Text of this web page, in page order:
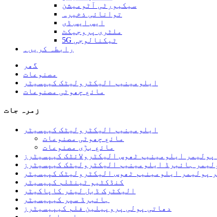
سیکیورٹی آٹومیشن
توانائی ذخیرہ
ایس ایس ڈی
ملٹری پروجیکٹ
5G ٹیکنالوجی
رابطہ کریں۔
گھر
مصنوعات
ایلومینیم الیکٹرولیٹک کیپسیٹر
مائع چھوٹی مصنوعات
زمرہ جات
ایلومینیم الیکٹرولیٹک کیپسیٹر
مائع چھوٹی مصنوعات
مائع بڑی مصنوعات
ایلومینیم ٹھوس الیکٹرولائٹک کیپسیٹرز
ہائبرڈ ایلومینیم الیکٹرولیٹک کیپسیٹرز
پولیمر ایلومینیم ٹھوس الیکٹرولیٹک کپیسیٹر
کنڈکٹیو ٹینٹلم کپیسیٹر
الیکٹرک ڈبل لیئر کاپاکیٹر
ہائبرڈ سپر کیپیسیٹر
دھاتی پولی پروپیلین فلم کیپیسیٹرز